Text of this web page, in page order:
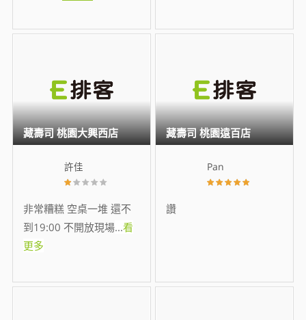
許佳
非常糟糕 空桌一堆 還不
到19:00 不開放現場...看
更多
藏壽司 桃園大興西店
Pan
讚
藏壽司 桃園遠百店